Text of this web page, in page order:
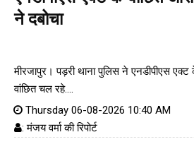
ने दबोचा
मीरजापुर। पड़री थाना पुलिस ने एनडीपीएस
वांछित चल रहे....
Thursday 06-08-2026 10:40 AM
: मंजय वर्मा की रिपोर्ट